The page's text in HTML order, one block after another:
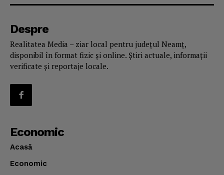
Despre
Realitatea Media – ziar local pentru județul Neamț,
disponibil în format fizic și online. Știri actuale, informații
verificate și reportaje locale.
Economic
Acasă
Economic